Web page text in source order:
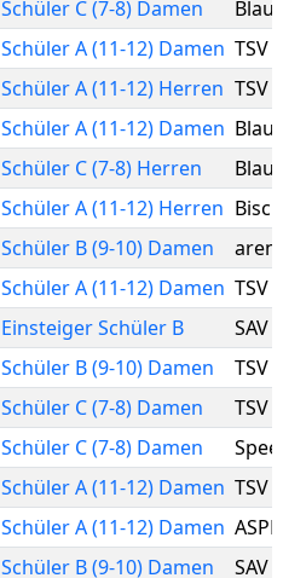
Schüler C (7-8) Damen
Schüler A (11-12) Damen TSV
Schüler A (11-12) Herren TSV
Schüler A (11-12) Damen
Schüler C (7-8) Herren
Schüler A (11-12) Herren
Schüler B (9-10) Damen
Schüler A (11-12) Damen TSV
Einsteiger Schüler B
SAV
Schüler B (9-10) Damen
TSV
Schüler C (7-8) Damen
TSV
Schüler C (7-8) Damen
Schüler A (11-12) Damen TSV
Schüler A (11-12) Damen
Schüler B (9-10) Damen
SAV